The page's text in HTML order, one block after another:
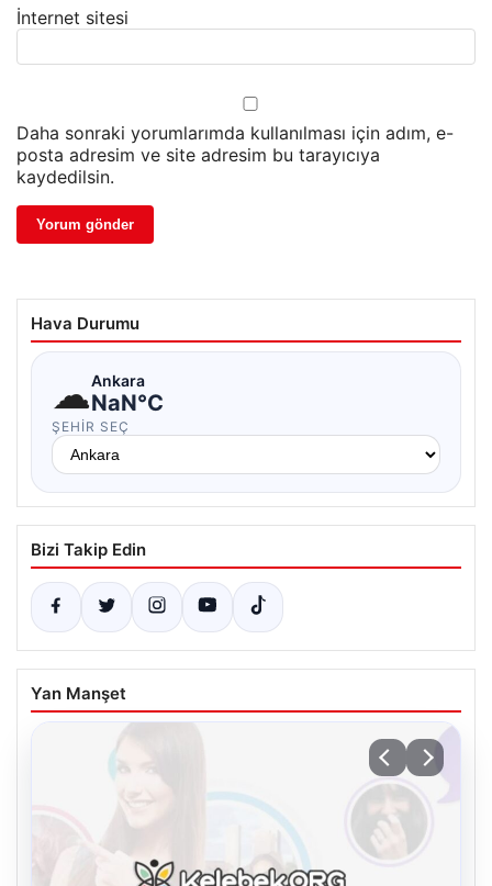
İnternet sitesi
Daha sonraki yorumlarımda kullanılması için adım, e-
posta adresim ve site adresim bu tarayıcıya
kaydedilsin.
Hava Durumu
☁Ankara
NaN°C
ŞEHIR SEÇ
Bizi Takip Edin
Yan Manşet